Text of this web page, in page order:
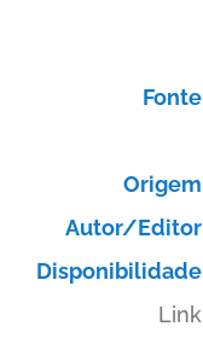
Fonte
Origem
Autor/Editor
Disponibilidade
Link